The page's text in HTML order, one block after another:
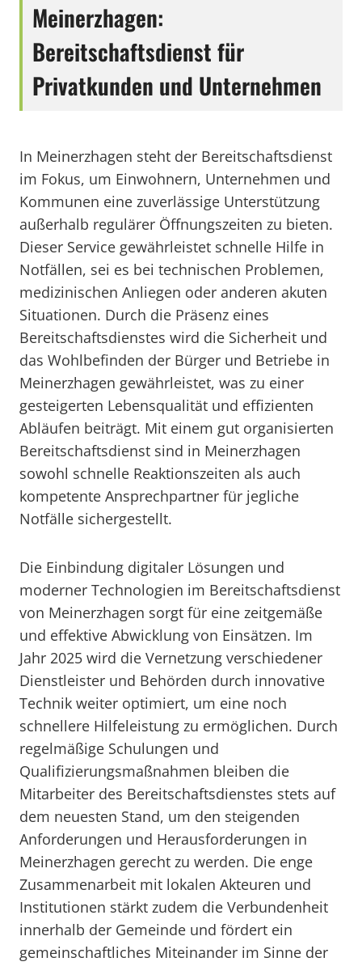
Meinerzhagen:
Bereitschaftsdienst für
Privatkunden und Unternehmen
In Meinerzhagen steht der Bereitschaftsdienst
im Fokus, um Einwohnern, Unternehmen und
Kommunen eine zuverlässige Unterstützung
außerhalb regulärer Öffnungszeiten zu bieten.
Dieser Service gewährleistet schnelle Hilfe in
Notfällen, sei es bei technischen Problemen,
medizinischen Anliegen oder anderen akuten
Situationen. Durch die Präsenz eines
Bereitschaftsdienstes wird die Sicherheit und
das Wohlbefinden der Bürger und Betriebe in
Meinerzhagen gewährleistet, was zu einer
gesteigerten Lebensqualität und effizienten
Abläufen beiträgt. Mit einem gut organisierten
Bereitschaftsdienst sind in Meinerzhagen
sowohl schnelle Reaktionszeiten als auch
kompetente Ansprechpartner für jegliche
Notfälle sichergestellt.
Die Einbindung digitaler Lösungen und
moderner Technologien im Bereitschaftsdienst
von Meinerzhagen sorgt für eine zeitgemäße
und effektive Abwicklung von Einsätzen. Im
Jahr 2025 wird die Vernetzung verschiedener
Dienstleister und Behörden durch innovative
Technik weiter optimiert, um eine noch
schnellere Hilfeleistung zu ermöglichen. Durch
regelmäßige Schulungen und
Qualifizierungsmaßnahmen bleiben die
Mitarbeiter des Bereitschaftsdienstes stets auf
dem neuesten Stand, um den steigenden
Anforderungen und Herausforderungen in
Meinerzhagen gerecht zu werden. Die enge
Zusammenarbeit mit lokalen Akteuren und
Institutionen stärkt zudem die Verbundenheit
innerhalb der Gemeinde und fördert ein
gemeinschaftliches Miteinander im Sinne der